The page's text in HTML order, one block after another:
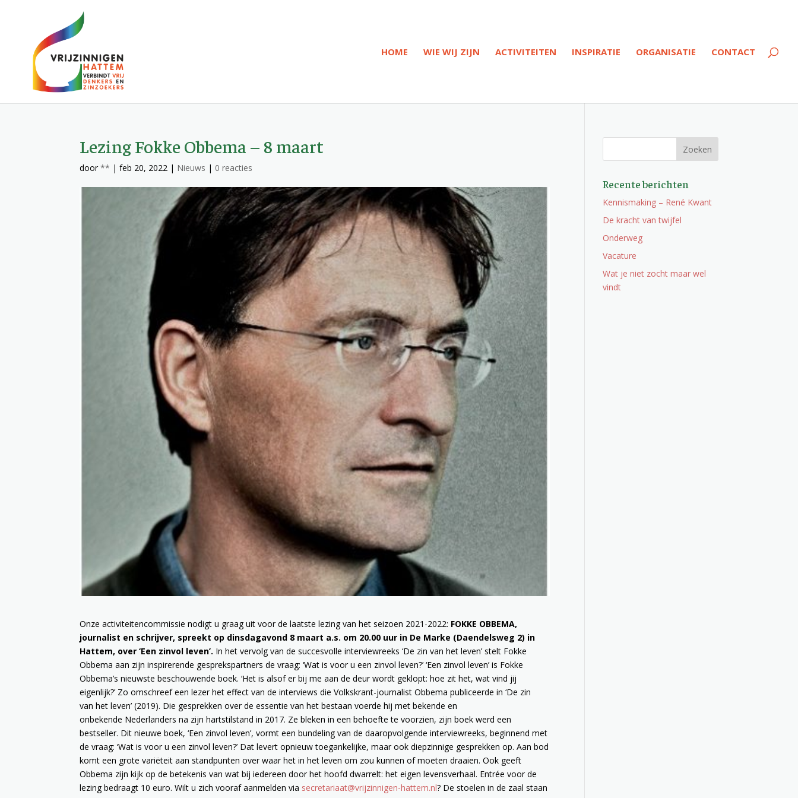
HOME WIE WIJ ZIJN ACTIVITEITEN INSPIRATIE ORGANISATIE CONTACT
Lezing Fokke Obbema – 8 maart
door** |feb 20, 2022 | Nieuws | 0 reacties
Onze activiteitencommissie nodigt u graag uit voor de laatste lezing van het seizoen 2021-2022: FOKKE OBBEMA,
journalist en schrijver, spreekt op dinsdagavond 8 maart a.s. om 20.00 uur in De Marke (Daendelsweg 2) in
Hattem, over ‘Een zinvol leven’. In het vervolg van de succesvolle interviewreeks ‘De zin van het leven’ stelt Fokke
Obbema aan zijn inspirerende gesprekspartners de vraag: ‘Wat is voor u een zinvol leven?’ ‘Een zinvol leven’ is Fokke
Obbema’s nieuwste beschouwende boek. ‘Het is alsof er bij me aan de deur wordt geklopt: hoe zit het, wat vind jij
eigenlijk?’ Zo omschreef een lezer het effect van de interviews die Volkskrant-journalist Obbema publiceerde in ‘De zin
van het leven’ (2019). Die gesprekken over de essentie van het bestaan voerde hij met bekende en
onbekende Nederlanders na zijn hartstilstand in 2017. Ze bleken in een behoefte te voorzien, zijn boek werd een
bestseller. Dit nieuwe boek, ‘Een zinvol leven’, vormt een bundeling van de daaropvolgende interviewreeks, beginnend met
de vraag: ‘Wat is voor u een zinvol leven?’ Dat levert opnieuw toegankelijke, maar ook diepzinnige gesprekken op. Aan bod
komt een grote variëteit aan standpunten over waar het in het leven om zou kunnen of moeten draaien. Ook geeft
Obbema zijn kijk op de betekenis van wat bij iedereen door het hoofd dwarrelt: het eigen levensverhaal. Entrée voor de
lezing bedraagt 10 euro. Wilt u zich vooraf aanmelden via secretariaat@vrijzinnigen-hattem.nl? De stoelen in de zaal staan
Recente berichten
Kennismaking – René Kwant
De kracht van twijfel
Onderweg
Vacature
Wat je niet zocht maar wel
vindt